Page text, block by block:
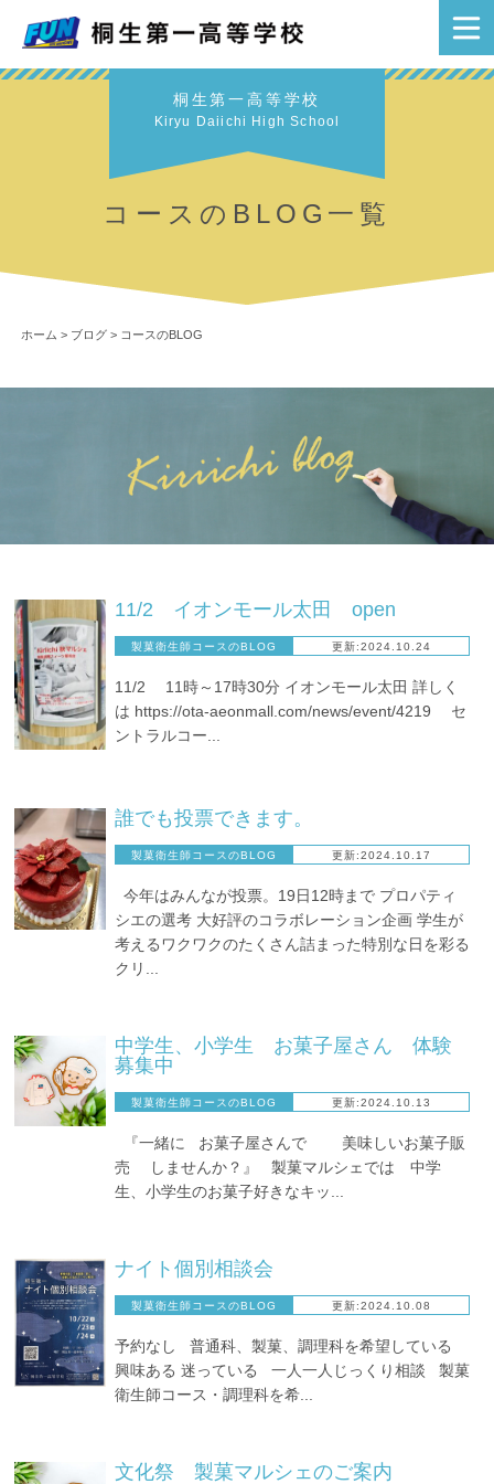
桐生第一高等学校
Kiryu Daiichi High School
コースのBLOG一覧
ホーム > ブログ> コースのBLOG
11/2 イオンモール太田 open
製菓衛生師コースのBLOG 更新:2024.10.24
11/2 11時～17時30分 イオンモール太田 詳しく
は https://ota-aeonmall.com/news/event/4219 セ
ントラルコー...
誰でも投票できます。
製菓衛生師コースのBLOG 更新:2024.10.17
今年はみんなが投票。19日12時まで プロパティ
シエの選考 大好評のコラボレーション企画 学生が
考えるワクワクのたくさん詰まった特別な日を彩る
クリ...
中学生、小学生 お菓子屋さん 体験
募集中
製菓衛生師コースのBLOG 更新:2024.10.13
『一緒に お菓子屋さんで 美味しいお菓子販
売 しませんか？』 製菓マルシェでは 中学
生、小学生のお菓子好きなキッ...
ナイト個別相談会
製菓衛生師コースのBLOG 更新:2024.10.08
予約なし 普通科、製菓、調理科を希望している
興味ある 迷っている 一人一人じっくり相談 製菓
衛生師コース・調理科を希...
文化祭 製菓マルシェのご案内